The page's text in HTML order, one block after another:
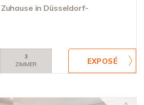
in Düsseldorf-
3
ZIMMER